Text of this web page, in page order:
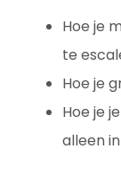
Hoe je
te
Hoe je
Hoe je
alleen